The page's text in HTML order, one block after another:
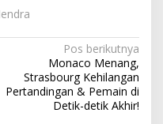
Pos berikutnya
Monaco Menang,
Strasbourg Kehilangan
Pertandingan & Pemain di
Detik-detik Akhir!